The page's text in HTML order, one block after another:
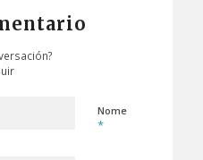
Nome
*